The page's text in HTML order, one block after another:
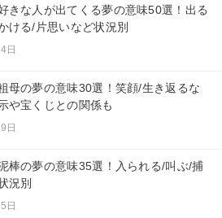
きな人が出てくる夢の意味50選！出る
ける/片思いなど状況別
日
母の夢の意味30選！笑顔/生き返るな
や宝くじとの関係も
日
棒の夢の意味35選！入られる/叫ぶ/捕
況別
日